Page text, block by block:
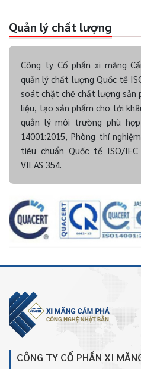
Quản lý chất lượng
Công ty Cổ phần xi măng
quản lý chất lượng Quốc tế
soát chặt chẽ chất lượng sản
liệu, tạo sản phẩm cho tới
quản lý môi trường phù
14001:2015, Phòng thí
tiêu chuẩn Quốc tế ISO/
VILAS 354.
CÔNG TY CỔ PHẦN XI